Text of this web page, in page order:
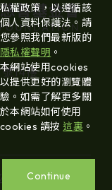
14樓
益活動
私權政策，以遵循該
個人資料保護法。請
您參照我們最新版的
隱私權聲明 。
本網站使用cookies
以提供更好的瀏覽體
驗。如需了解更多關
於本網站如何使用
cookies 請按這裏 。
Continue